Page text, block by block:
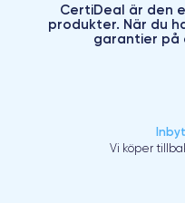
CertiDeal är den
produkter. När du
garantier på
Vi köper